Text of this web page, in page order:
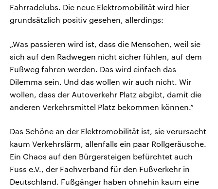
Fahrradclubs. Die neue Elektromobilität wird hier
grundsätzlich positiv gesehen, allerdings:
„Was passieren wird ist, dass die Menschen, weil sie
sich auf den Radwegen nicht sicher fühlen, auf dem
Fußweg fahren werden. Das wird einfach das
Dilemma sein. Und das wollen wir auch nicht. Wir
wollen, dass der Autoverkehr Platz abgibt, damit die
anderen Verkehrsmittel Platz bekommen können.“
Das Schöne an der Elektromobilität ist, sie verursacht
kaum Verkehrslärm, allenfalls ein paar Rollgeräusche.
Ein Chaos auf den Bürgersteigen befürchtet auch
Fuss e.V., der Fachverband für den Fußverkehr in
Deutschland. Fußgänger haben ohnehin kaum eine